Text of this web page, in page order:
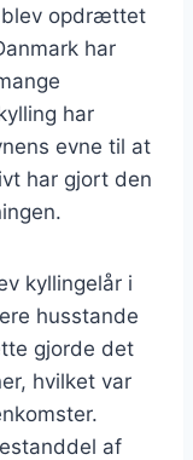
opdrættet
har
har
evne til at
har gjort den
kyllingelår i
husstande
gjorde det
hvilket var
af